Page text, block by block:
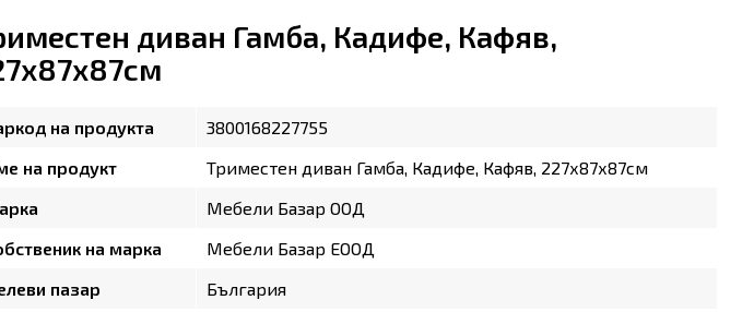
диван Гамба, Кадифе, Кафяв,
на продукта
3800168227755
на продукт
Триместен диван Гамба, Кадифе, Кафяв, 227х87х87см
Мебели Базар ООД
на марка
Мебели Базар ЕООД
пазар
България